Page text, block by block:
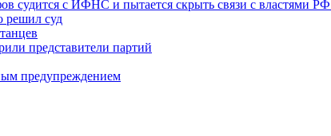
судится с ИФНС и пытается скрыть связи с властями
решил суд
представители партий
предупреждением